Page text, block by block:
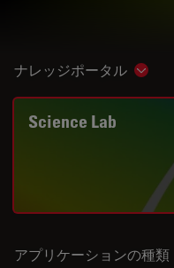
ナレッジポータル Show
Science Lab
アプリケーションの種類